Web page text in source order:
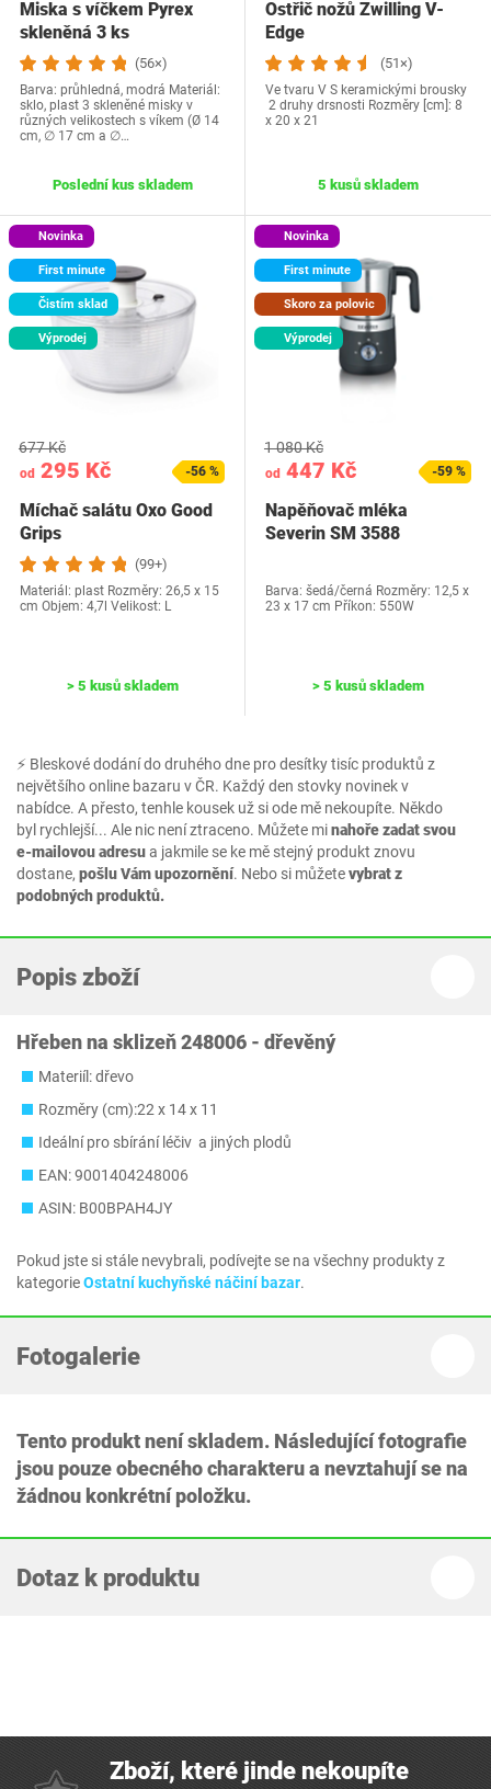
⚡ Bleskové dodání do druhého dne pro desítky tisíc produktů z
největšího online bazaru v ČR. Každý den stovky novinek v
nabídce. A přesto, tenhle kousek už si ode mě nekoupíte. Někdo
byl rychlejší... Ale nic není ztraceno. Můžete minahoře zadat svou
e-mailovou adresua jakmile se ke mě stejný produkt znovu
dostane, pošlu Vám upozornění. Nebo si můžetevybrat z
podobných produktů.
Miska s víčkem Pyrex
skleněná 3 ks
(56×)
Barva: průhledná, modrá Materiál:
sklo, plast 3 skleněné misky v
různých velikostech s víkem (Ø 14
cm, ∅ 17 cm a ∅…
Poslední kus skladem
Ostřič nožů Zwilling V-
Edge
(51×)
Ve tvaru V S keramickými brousky
2 druhy drsnosti Rozměry [cm]: 8
x 20 x 21
5 kusů skladem
Novinka
First minute
Čistím sklad
Výprodej
od 295 Kč
677 Kč
-56 %
Míchač salátu Oxo Good
Grips
(99+)
Materiál: plast Rozměry: 26,5 x 15
cm Objem: 4,7l Velikost: L
> 5 kusů skladem
Novinka
First minute
Skoro za polovic
Výprodej
od 447 Kč
1 080 Kč
-59 %
Napěňovač mléka
Severin SM 3588
Barva: šedá/černá Rozměry: ‎12,5 x
23 x 17 cm Příkon: 550W
> 5 kusů skladem
Popis zboží
Hřeben na sklizeň 248006 - dřevěný
Materiíl: dřevo
Rozměry (cm):22 x 14 x 11
Ideální pro sbírání léčiv a jiných plodů
EAN: 9001404248006
ASIN: B00BPAH4JY
Pokud jste si stále nevybrali, podívejte se na všechny produkty z
kategorieOstatní kuchyňské náčiní bazar.
Fotogalerie
Tento produkt není skladem. Následující fotografie
jsou pouze obecného charakteru a nevztahují se na
žádnou konkrétní položku.
Dotaz k produktu
Zboží, které jinde nekoupíte